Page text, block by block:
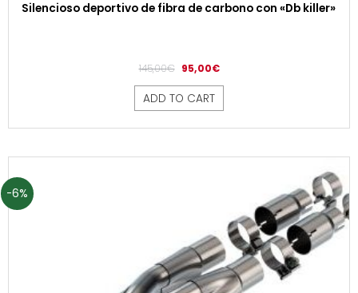
Silencioso deportivo de fibra de carbono con «Db killer»
145,00€ 95,00€
ADD TO CART
-6%